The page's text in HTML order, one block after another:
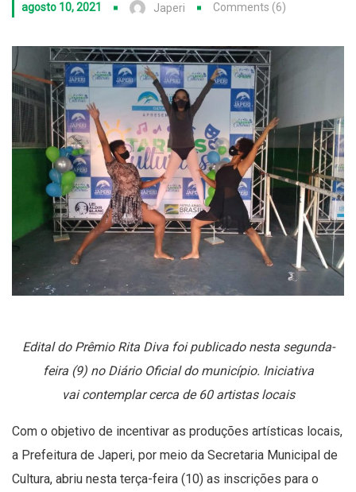
agosto 10, 2021 Japeri Comments (6)
Edital do Prêmio Rita Diva foi publicado nesta segunda-
feira (9) no Diário Oficial do município. Iniciativa
vai contemplar cerca de 60 artistas locais
Com o objetivo de incentivar as produções artísticas locais,
a Prefeitura de Japeri, por meio da Secretaria Municipal de
Cultura, abriu nesta terça-feira (10) as inscrições para o